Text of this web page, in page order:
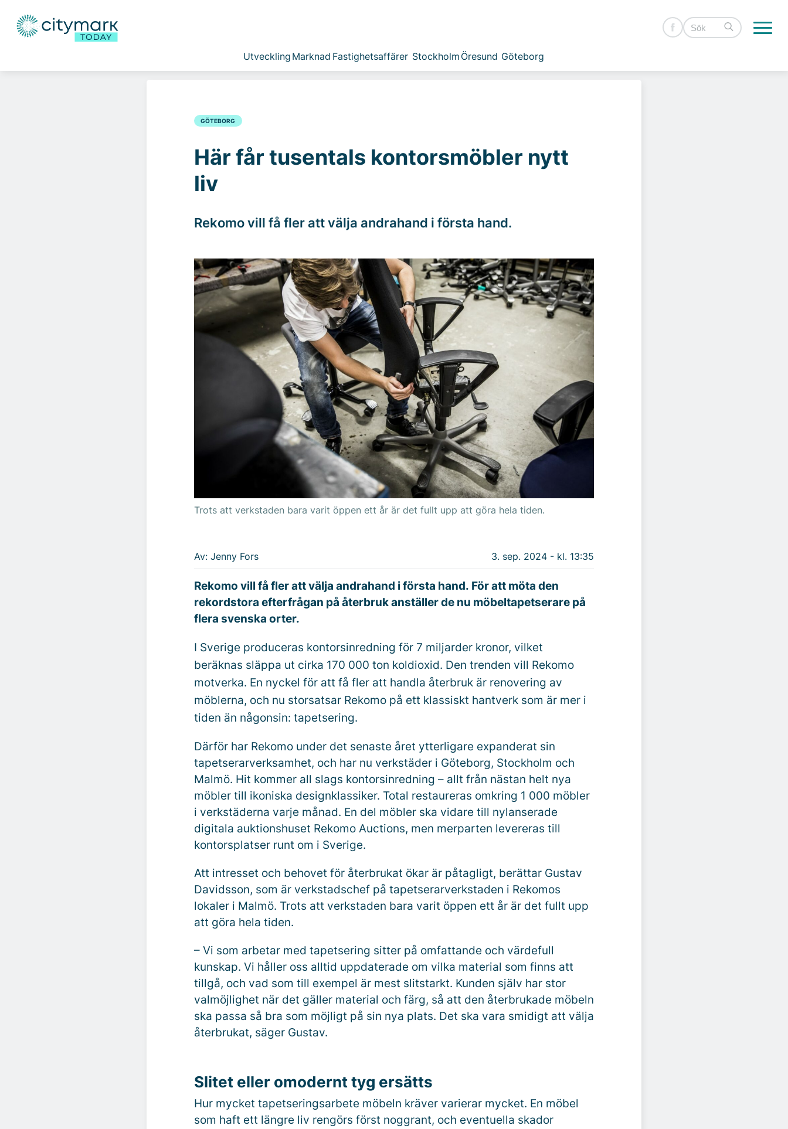
Utveckling Marknad Fastighetsaffärer Stockholm Öresund Göteborg
GÖTEBORG
Här får tusentals kontorsmöbler nytt
liv
Rekomo vill få fler att välja andrahand i första hand.
Trots att verkstaden bara varit öppen ett år är det fullt upp att göra hela tiden.
Av: Jenny Fors 3. sep. 2024 - kl. 13:35
Rekomo vill få fler att välja andrahand i första hand. För att möta den
rekordstora efterfrågan på återbruk anställer de nu möbeltapetserare på
flera svenska orter.
I Sverige produceras kontorsinredning för 7 miljarder kronor, vilket
beräknas släppa ut cirka 170 000 ton koldioxid. Den trenden vill Rekomo
motverka. En nyckel för att få fler att handla återbruk är renovering av
möblerna, och nu storsatsar Rekomo på ett klassiskt hantverk som är mer i
tiden än någonsin: tapetsering.
Därför har Rekomo under det senaste året ytterligare expanderat sin
tapetserarverksamhet, och har nu verkstäder i Göteborg, Stockholm och
Malmö. Hit kommer all slags kontorsinredning – allt från nästan helt nya
möbler till ikoniska designklassiker. Total restaureras omkring 1 000 möbler
i verkstäderna varje månad. En del möbler ska vidare till nylanserade
digitala auktionshuset Rekomo Auctions, men merparten levereras till
kontorsplatser runt om i Sverige.
Att intresset och behovet för återbrukat ökar är påtagligt, berättar Gustav
Davidsson, som är verkstadschef på tapetserarverkstaden i Rekomos
lokaler i Malmö. Trots att verkstaden bara varit öppen ett år är det fullt upp
att göra hela tiden.
– Vi som arbetar med tapetsering sitter på omfattande och värdefull
kunskap. Vi håller oss alltid uppdaterade om vilka material som finns att
tillgå, och vad som till exempel är mest slitstarkt. Kunden själv har stor
valmöjlighet när det gäller material och färg, så att den återbrukade möbeln
ska passa så bra som möjligt på sin nya plats. Det ska vara smidigt att välja
återbrukat, säger Gustav.
Slitet eller omodernt tyg ersätts
Hur mycket tapetseringsarbete möbeln kräver varierar mycket. En möbel
som haft ett längre liv rengörs först noggrant, och eventuella skador